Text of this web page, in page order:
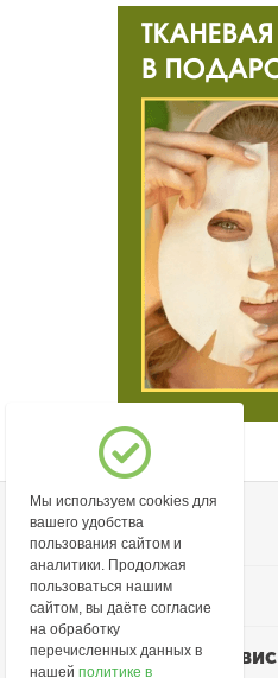
Моя учетная запись
Информация
Покупательский сервис
Мы используем cookies для
вашего удобства
пользования сайтом и
аналитики. Продолжая
пользоваться нашим
сайтом, вы даёте согласие
на обработку
перечисленных данных в
нашейполитике в